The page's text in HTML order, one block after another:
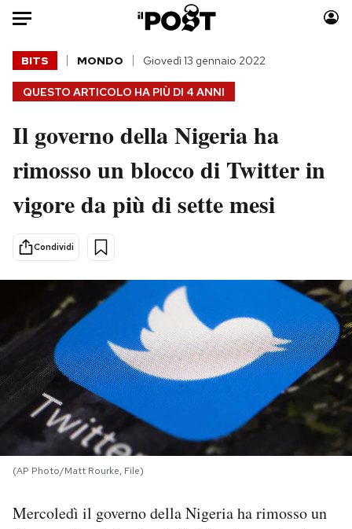
Auto
HOME
Italia
Politica
Tecnologia
Scienza
Sport
Moda
Consumismi
Storie/Idee
Mondiali calcio 2026
PODCAST
NEWSLETTER
QUESTO ARTICOLO HA PIÙ DI 4 ANNI
BITS MONDO Giovedì 13 gennaio 2022
Il governo della Nigeria ha
rimosso un blocco di Twitter in
vigore da più di sette mesi
Condividi
(AP Photo/Matt Rourke, File)
Mercoledì il governo della Nigeria ha rimosso un